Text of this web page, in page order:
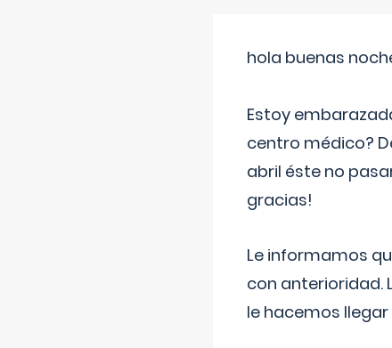
hola buenas
Estoy
centro médico?
abril éste no
gracias!
Le informamos
con anterioridad.
le hacemos